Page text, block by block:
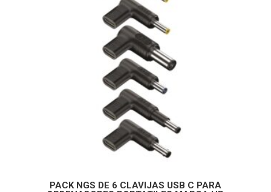
PACK NGS DE 6 CLAVIJAS USB C PARA